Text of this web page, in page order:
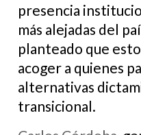
presencia
más alejadas del
planteado que
acoger a quienes
alternativas
transicional.